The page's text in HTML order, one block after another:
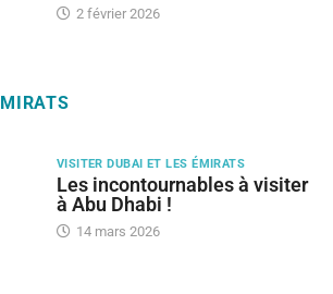
2 février 2026
VISITER DUBAI ET LES ÉMIRATS
Les incontournables à visiter
à Abu Dhabi !
14 mars 2026